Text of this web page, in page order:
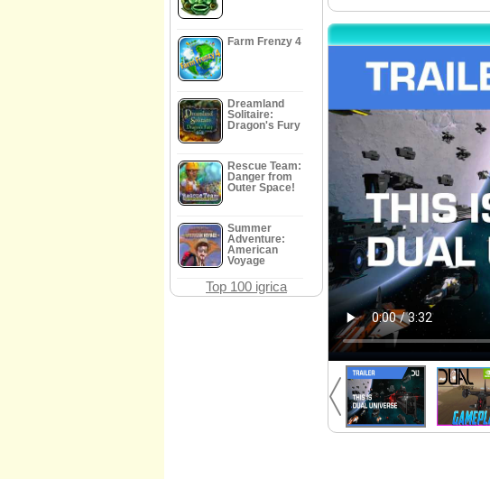
Farm Frenzy 4
Dreamland
Solitaire:
Dragon's Fury
Rescue Team:
Danger from
Outer Space!
Summer
Adventure:
American
Voyage
Top 100 igrica